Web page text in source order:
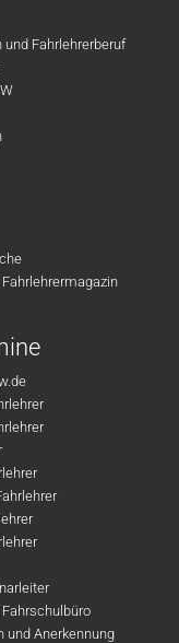
Fahrlehrerberuf
und Anerkennung